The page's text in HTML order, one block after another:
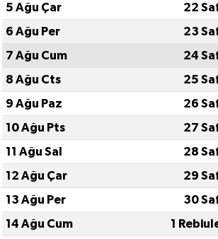
5 Ağu Çar
22
6 Ağu Per
23
7 Ağu Cum
24
8 Ağu Cts
25
9 Ağu Paz
26
10 Ağu Pts
27
11 Ağu Sal
28
12 Ağu Çar
29
13 Ağu Per
30
14 Ağu Cum
1